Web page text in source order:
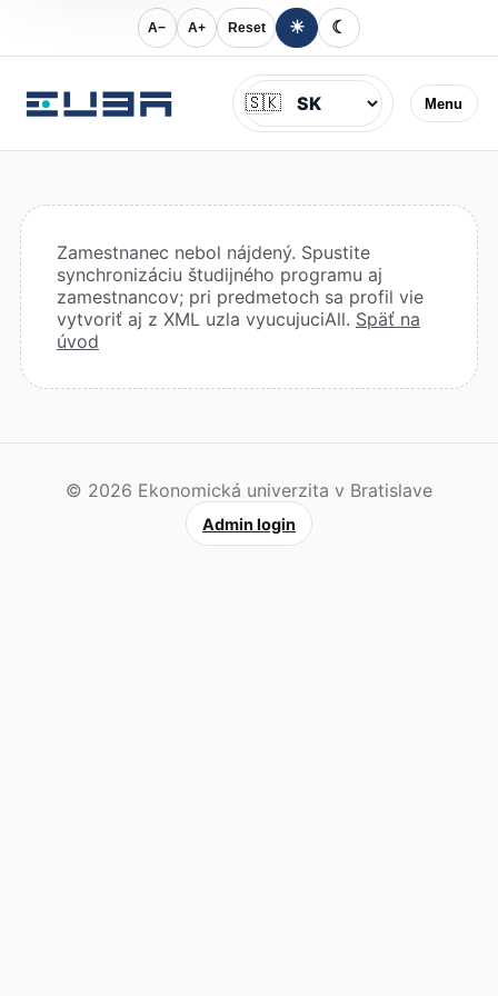
A− A+ Reset ☀ ☾
Menu
Jazyk
🇸🇰
Zamestnanec nebol nájdený. Spustite
synchronizáciu študijného programu aj
zamestnancov; pri predmetoch sa profil vie
vytvoriť aj z XML uzla vyucujuciAll. Späť na
úvod
© 2026 Ekonomická univerzita v Bratislave
Admin login